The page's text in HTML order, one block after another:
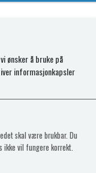
ønsker å bruke på
informasjonkapsler
skal være brukbar. Du
ikke vil fungere korrekt.